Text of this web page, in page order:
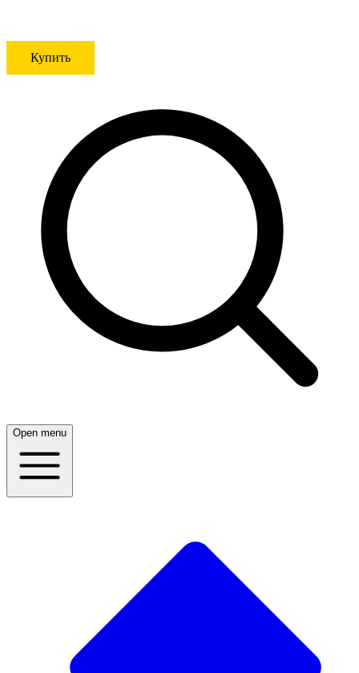
Купить
Open menu